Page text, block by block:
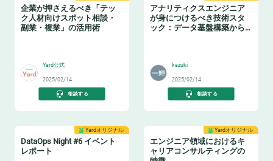
企業が押さえるべき「テッ
ク人材向けスポット相談・
副業・複業」の活用術
Yard公式
2025/02/14
相談する
アナリティクスエンジニア
が身につけるべき技術スタ
ック：データ基盤構築からBI
kazuki
2025/02/14
相談する
Yardオリジナル
DataOps Night #6 イベント
レポート
Yardオリジナル
エンジニア領域におけるキ
ャリアコンサルティングの